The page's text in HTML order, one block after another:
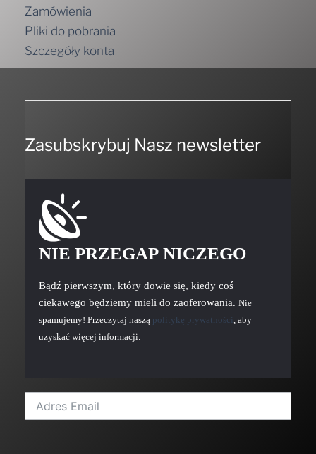
Zamówienia
Pliki do pobrania
Szczegóły konta
Zasubskrybuj Nasz newsletter
NIE PRZEGAP NICZEGO
Bądź pierwszym, który dowie się, kiedy coś
ciekawego będziemy mieli do zaoferowania. Nie
spamujemy! Przeczytaj naszą politykę prywatności, aby
uzyskać więcej informacji.